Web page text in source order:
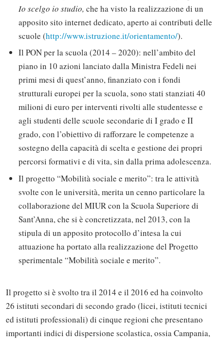
Io scelgo io studio, che ha visto la realizzazione di un
apposito sito internet dedicato, aperto ai contributi delle
scuole (http://www.istruzione.it/orientamento/).
Il PON per la scuola (2014 – 2020): nell’ambito del
piano in 10 azioni lanciato dalla Ministra Fedeli nei
primi mesi di quest’anno, finanziato con i fondi
strutturali europei per la scuola, sono stati stanziati 40
milioni di euro per interventi rivolti alle studentesse e
agli studenti delle scuole secondarie di I grado e II
grado, con l’obiettivo di rafforzare le competenze a
sostegno della capacità di scelta e gestione dei propri
percorsi formativi e di vita, sin dalla prima adolescenza.
Il progetto “Mobilità sociale e merito”: tra le attività
svolte con le università, merita un cenno particolare la
collaborazione del MIUR con la Scuola Superiore di
Sant’Anna, che si è concretizzata, nel 2013, con la
stipula di un apposito protocollo d’intesa la cui
attuazione ha portato alla realizzazione del Progetto
sperimentale “Mobilità sociale e merito”.
Il progetto si è svolto tra il 2014 e il 2016 ed ha coinvolto
26 istituti secondari di secondo grado (licei, istituti tecnici
ed istituti professionali) di cinque regioni che presentano
importanti indici di dispersione scolastica, ossia Campania,